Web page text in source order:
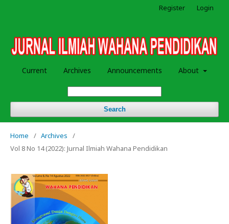
Current Archives Announcements About
Search
Register Login
Home / Archives
/
Vol 8 No 14 (2022): Jurnal Ilmiah Wahana Pendidikan